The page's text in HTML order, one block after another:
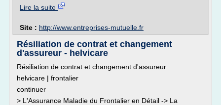
Lire la suite
Site : http://www.entreprises-mutuelle.fr
Résiliation de contrat et changement
d'assureur - helvicare
Résiliation de contrat et changement d'assureur
helvicare | frontalier
continuer
> L'Assurance Maladie du Frontalier en Détail -> La